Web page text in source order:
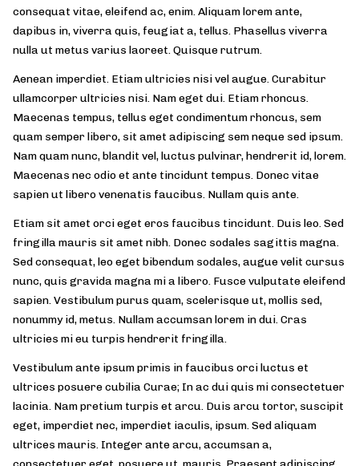
consequat vitae, eleifend ac, enim. Aliquam lorem ante,
dapibus in, viverra quis, feugiat a, tellus. Phasellus viverra
nulla ut metus varius laoreet. Quisque rutrum.
Aenean imperdiet. Etiam ultricies nisi vel augue. Curabitur
ullamcorper ultricies nisi. Nam eget dui. Etiam rhoncus.
Maecenas tempus, tellus eget condimentum rhoncus, sem
quam semper libero, sit amet adipiscing sem neque sed ipsum.
Nam quam nunc, blandit vel, luctus pulvinar, hendrerit id, lorem.
Maecenas nec odio et ante tincidunt tempus. Donec vitae
sapien ut libero venenatis faucibus. Nullam quis ante.
Etiam sit amet orci eget eros faucibus tincidunt. Duis leo. Sed
fringilla mauris sit amet nibh. Donec sodales sagittis magna.
Sed consequat, leo eget bibendum sodales, augue velit cursus
nunc, quis gravida magna mi a libero. Fusce vulputate eleifend
sapien. Vestibulum purus quam, scelerisque ut, mollis sed,
nonummy id, metus. Nullam accumsan lorem in dui. Cras
ultricies mi eu turpis hendrerit fringilla.
Vestibulum ante ipsum primis in faucibus orci luctus et
ultrices posuere cubilia Curae; In ac dui quis mi consectetuer
lacinia. Nam pretium turpis et arcu. Duis arcu tortor, suscipit
eget, imperdiet nec, imperdiet iaculis, ipsum. Sed aliquam
ultrices mauris. Integer ante arcu, accumsan a,